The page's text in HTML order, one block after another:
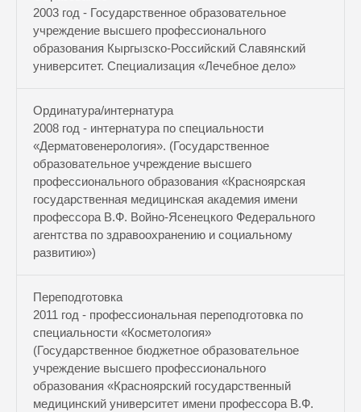
2003 год - Государственное образовательное
учреждение высшего профессионального
образования Кыргызско-Российский Славянский
университет. Специализация «Лечебное дело»
Ординатура/интернатура
2008 год - интернатура по специальности
«Дерматовенерология». (Государственное
образовательное учреждение высшего
профессионального образования «Красноярская
государственная медицинская академия имени
профессора В.Ф. Войно-Ясенецкого Федерального
агентства по здравоохранению и социальному
развитию»)
Переподготовка
2011 год - профессиональная переподготовка по
специальности «Косметология»
(Государственное бюджетное образовательное
учреждение высшего профессионального
образования «Красноярский государственный
медицинский университет имени профессора В.Ф.